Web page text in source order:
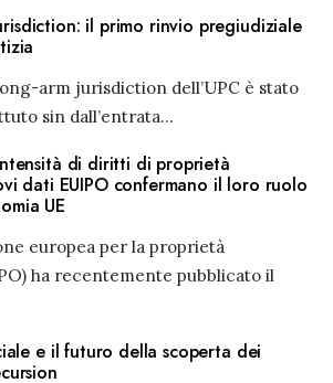
il primo rinvio pregiudiziale
arm jurisdiction dell’UPC è stato
sin dall’entrata...
di diritti di proprietà
dati EUIPO confermano il loro ruolo
UE
europea per la proprietà
ha recentemente pubblicato il
e il futuro della scoperta dei